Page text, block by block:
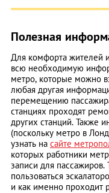
Полезная
Для комфорта жителей
всю необходимую
метро, которые можно
любая другая
перемещению
станциях проходят
других станций. Также
(поскольку метро в
узнать на сайте
которых работники
записи для пассажиров.
пользоваться
и как именно проходит